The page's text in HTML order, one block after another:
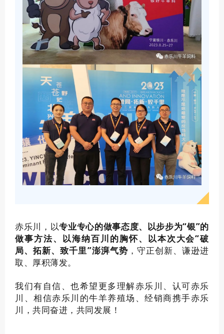
赤乐川，以专业专心的做事态度、以步步为“银”的
做事方法、以海纳百川的胸怀、以本次大会“破
局、拓新、致千里”澎湃气势 ，守正创新、谦逊进
取、厚积薄发。
我们有自信、也希望更多理解赤乐川、认可赤乐
川、相信赤乐川的牛羊养殖场、经销商携手赤乐
川，共同奋进，共同发展！